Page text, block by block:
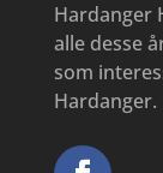
Hardanger
alle desse
som
Hardanger.